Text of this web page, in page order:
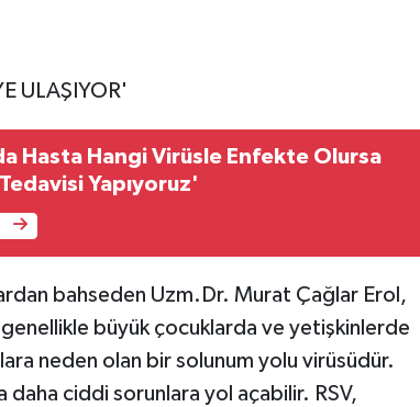
ULAŞIYOR'
Hasta Hangi Virüsle Enfekte Olursa
Yapıyoruz'
bahseden Uzm.Dr. Murat Çağlar Erol,
büyük çocuklarda ve yetişkinlerde
neden olan bir solunum yolu virüsüdür.
ciddi sorunlara yol açabilir. RSV,